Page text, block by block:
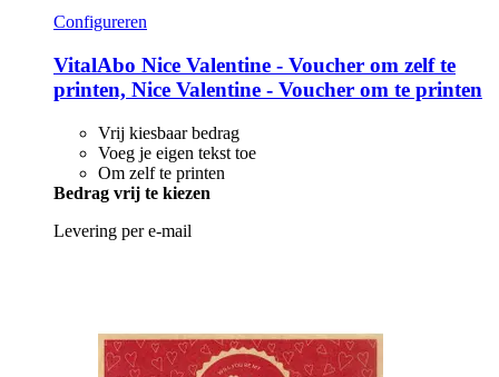
Configureren
VitalAbo Nice Valentine -​ Voucher om zelf te
printen, Nice Valentine -​ Voucher om te printen
Vrij kiesbaar bedrag
Voeg je eigen tekst toe
Om zelf te printen
Bedrag vrij te kiezen
Levering per e-mail